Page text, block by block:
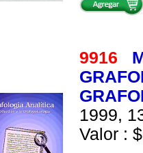
9916
1999,
Valor :